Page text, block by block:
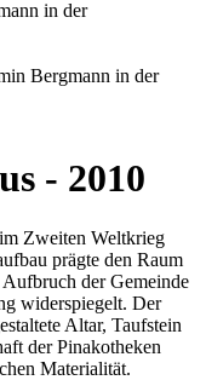
Bergmann in der
- 2010
Zweiten Weltkrieg
prägte den Raum
der Gemeinde
widerspiegelt. Der
Altar, Taufstein
der Pinakotheken
Materialität.